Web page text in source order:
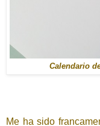
Calendario
Me ha sido